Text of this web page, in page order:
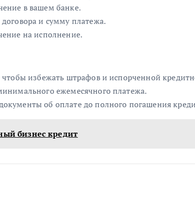
в вашем банке.
и сумму платежа.
на исполнение.
избежать штрафов и испорченной
ежемесячного платежа.
об оплате до полного погашения
бизнес кредит